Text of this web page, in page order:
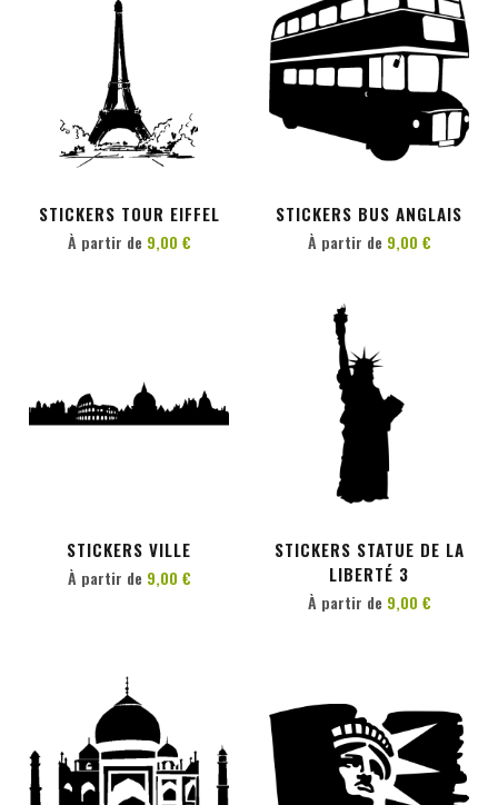
STICKERS TOUR EIFFEL
PERSONNALISER
À partir de 9,00 €
STICKERS BUS ANGLAIS
PERSONNALISER
À partir de 9,00 €
STICKERS VILLE
À partir de 9,00 €
STICKERS STATUE DE LA
LIBERTÉ 3
PERSONNALISER
À partir de 9,00 €